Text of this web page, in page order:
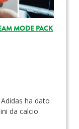
MODE PACK
ha dato
da calcio